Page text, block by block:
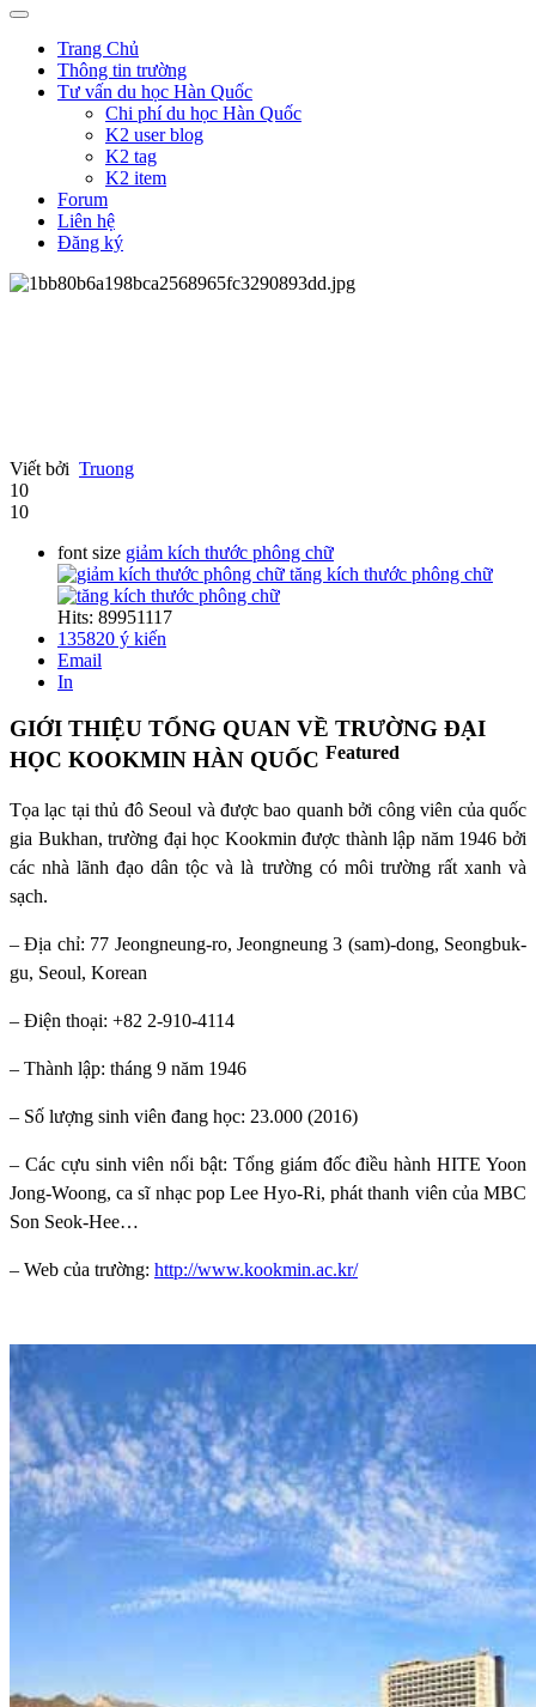
Trang Chủ
Thông tin trường
Tư vấn du học Hàn Quốc
Chi phí du học Hàn Quốc
K2 user blog
K2 tag
K2 item
Forum
Liên hệ
Đăng ký
Viết bởi Truong
10
10
font size giảm kích thước phông chữ
tăng kích thước phông chữ
Hits: 89951117
135820 ý kiến
Email
In
GIỚI THIỆU TỔNG QUAN VỀ TRƯỜNG ĐẠI
HỌC KOOKMIN HÀN QUỐC Featured
Tọa lạc tại thủ đô Seoul và được bao quanh bởi công viên của quốc
gia Bukhan, trường đại học Kookmin được thành lập năm 1946 bởi
các nhà lãnh đạo dân tộc và là trường có môi trường rất xanh và
sạch.
– Địa chỉ: 77 Jeongneung-ro, Jeongneung 3 (sam)-dong, Seongbuk-
gu, Seoul, Korean
– Điện thoại: +82 2-910-4114
– Thành lập: tháng 9 năm 1946
– Số lượng sinh viên đang học: 23.000 (2016)
– Các cựu sinh viên nổi bật: Tổng giám đốc điều hành HITE Yoon
Jong-Woong, ca sĩ nhạc pop Lee Hyo-Ri, phát thanh viên của MBC
Son Seok-Hee…
– Web của trường: http://www.kookmin.ac.kr/